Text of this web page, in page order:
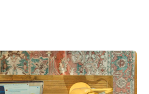
Microsoft Teams 相比有何优